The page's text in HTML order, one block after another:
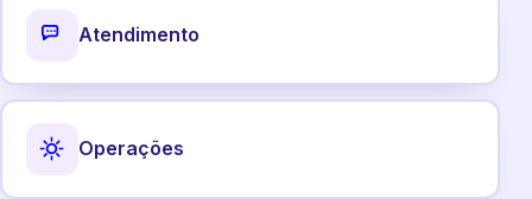
Atendimento
Operações